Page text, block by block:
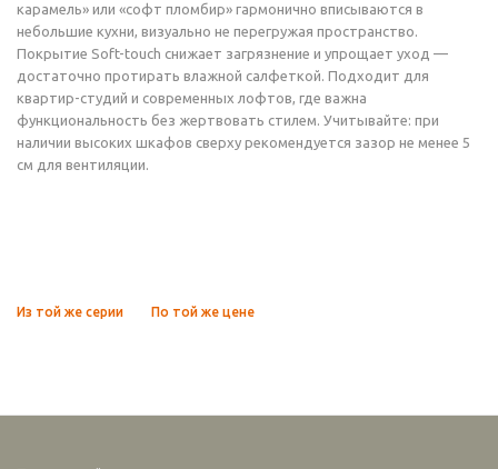
карамель» или «софт пломбир» гармонично вписываются в
небольшие кухни, визуально не перегружая пространство.
Покрытие Soft-touch снижает загрязнение и упрощает уход —
достаточно протирать влажной салфеткой. Подходит для
квартир-студий и современных лофтов, где важна
функциональность без жертвовать стилем. Учитывайте: при
наличии высоких шкафов сверху рекомендуется зазор не менее 5
см для вентиляции.
Из той же серии По той же цене